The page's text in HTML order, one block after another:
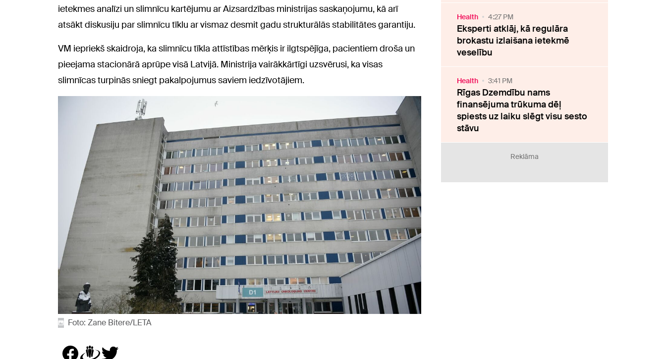
ietekmes analīzi un slimnīcu kartējumu ar Aizsardzības ministrijas saskaņojumu, kā arī
atsākt diskusiju par slimnīcu tīklu ar vismaz desmit gadu strukturālās stabilitātes garantiju.
VM iepriekš skaidroja, ka slimnīcu tīkla attīstības mērķis ir ilgtspējīga, pacientiem droša un
pieejama stacionārā aprūpe visā Latvijā. Ministrija vairākkārtīgi uzsvērusi, ka visas
slimnīcas turpinās sniegt pakalpojumus saviem iedzīvotājiem.
Foto: Zane Bitere/LETA
Health 4:27 PM
Eksperti atklāj, kā regulāra
brokastu izlaišana ietekmē
veselību
Health 3:41 PM
Rīgas Dzemdību nams
finansējuma trūkuma dēļ
spiests uz laiku slēgt visu sesto
stāvu
Reklāma